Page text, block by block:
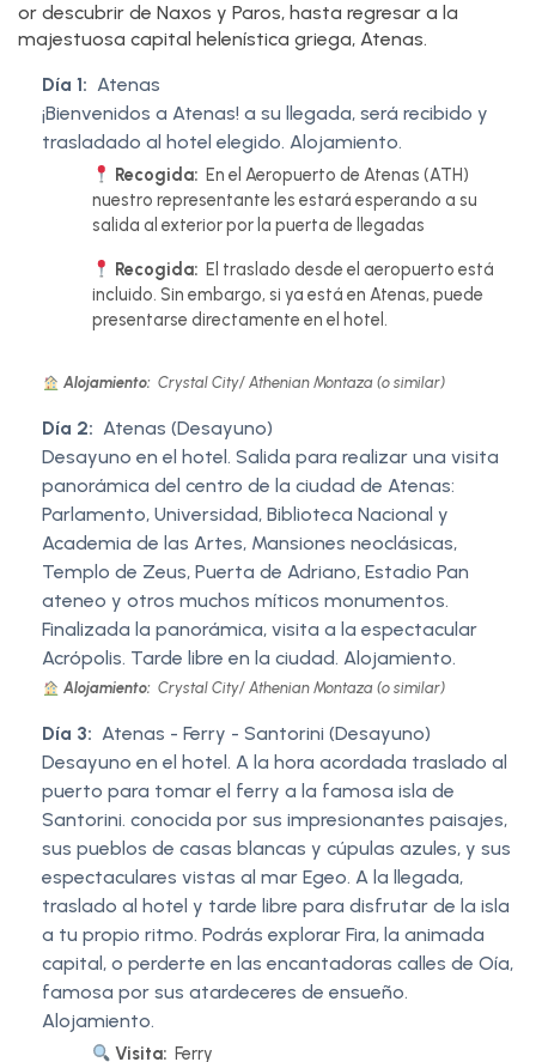
or descubrir de Naxos y Paros, hasta regresar a la
majestuosa capital helenística griega, Atenas.
Día 1: Atenas
¡Bienvenidos a Atenas! a su llegada, será recibido y
trasladado al hotel elegido. Alojamiento.
Recogida: En el Aeropuerto de Atenas (ATH)
nuestro representante les estará esperando a su
salida al exterior por la puerta de llegadas
Recogida: El traslado desde el aeropuerto está
incluido. Sin embargo, si ya está en Atenas, puede
presentarse directamente en el hotel.
Alojamiento: Crystal City/ Athenian Montaza (o similar)
Día 2: Atenas (Desayuno)
Desayuno en el hotel. Salida para realizar una visita
panorámica del centro de la ciudad de Atenas:
Parlamento, Universidad, Biblioteca Nacional y
Academia de las Artes, Mansiones neoclásicas,
Templo de Zeus, Puerta de Adriano, Estadio Pan
ateneo y otros muchos míticos monumentos.
Finalizada la panorámica, visita a la espectacular
Acrópolis. Tarde libre en la ciudad. Alojamiento.
Alojamiento: Crystal City/ Athenian Montaza (o similar)
Día 3: Atenas - Ferry - Santorini (Desayuno)
Desayuno en el hotel. A la hora acordada traslado al
puerto para tomar el ferry a la famosa isla de
Santorini. conocida por sus impresionantes paisajes,
sus pueblos de casas blancas y cúpulas azules, y sus
espectaculares vistas al mar Egeo. A la llegada,
traslado al hotel y tarde libre para disfrutar de la isla
a tu propio ritmo. Podrás explorar Fira, la animada
capital, o perderte en las encantadoras calles de Oía,
famosa por sus atardeceres de ensueño.
Alojamiento.
Visita: Ferry